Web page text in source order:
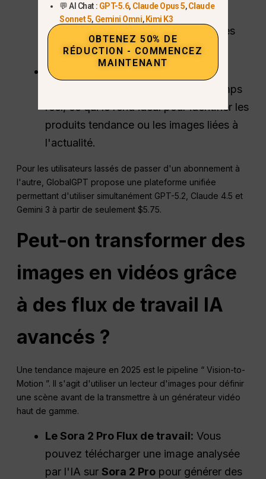
naturelle ” et des performances
supérieures en matière d'OCR dans les
langues autres que l'anglais.
Grok 4.1 Rapide :
vitesse et la recherche visuelle en temps
réel, ce qui le rend idéal pour identifier les
produits tendance ou les images liées à
l'actualité.
Pour les utilisateurs lassés de passer d'un abonnement à
l'autre, GlobalGPT propose une plateforme unifiée
permettant d'utiliser simultanément GPT-5.2, Claude 4.5 et
Gemini 3 à partir de seulement $5.75.
Peut-on transformer des
images en vidéos grâce
à des flux de travail IA
avancés ?
Une tendance majeure en 2025 est le pipeline “ Vision-to-
Motion ”. Il s'agit d'utiliser un lecteur d'images pour définir
une scène avant de la transmettre à un générateur vidéo
haut de gamme.
Le Sora 2 Pro Flux de travail: Vous
pouvez télécharger une image analysée
par l'IA surSora 2 Pro pour générer des
💬 AI Chat : GPT-5.6, Claude Opus 5,Claude
Sonnet 5, Gemini Omni, Kimi K3
OBTENEZ 50% DE
RÉDUCTION - COMMENCEZ
MAINTENANT